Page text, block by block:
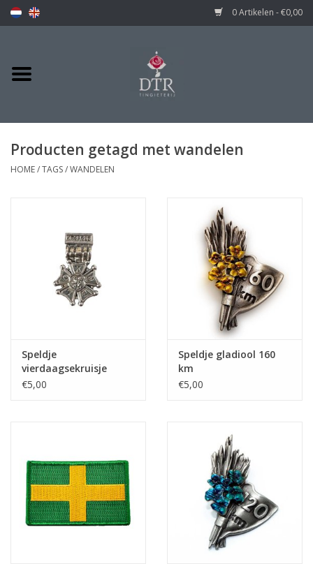
0 Artikelen - €0,00
Producten getagd met wandelen
HOME/TAGS/WANDELEN
Speldje
vierdaagsekruisje
glanzend
€5,00
Speldje gladiool 160
km
€5,00